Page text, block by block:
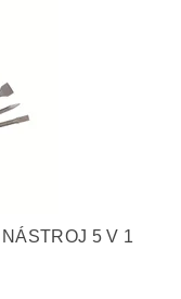
5 V 1